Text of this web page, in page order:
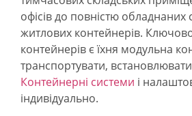
офісів до повністю обладнаних
житлових контейнерів.
контейнерів є їхня модульна
транспортувати,
Контейнерні системи і
індивідуально.